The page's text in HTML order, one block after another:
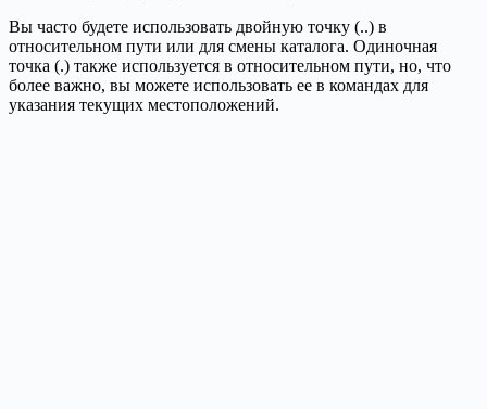
Вы часто будете использовать двойную точку (..) в
относительном пути или для смены каталога. Одиночная
точка (.) также используется в относительном пути, но, что
более важно, вы можете использовать ее в командах для
указания текущих местоположений.